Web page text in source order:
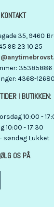
KONTAKT
35, 9460
98 23 10 25
: 35385886
: 4368-
I BUTIKKEN:
10:00 -
10:00 - 17:30
søndag Lukket
OS PÅ